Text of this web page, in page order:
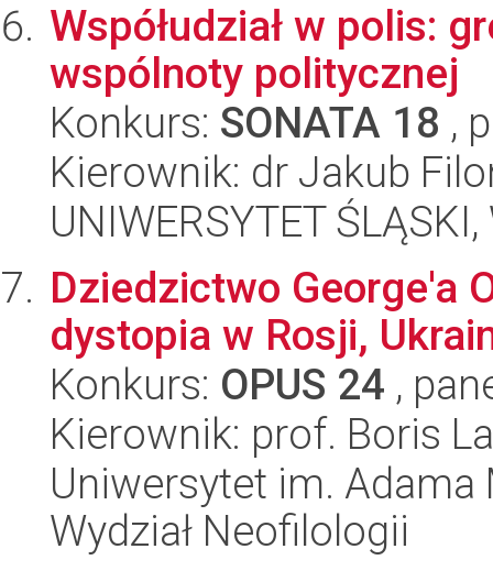
Współudział w polis:
wspólnoty politycznej
Konkurs: SONATA 18 ,
Kierownik: dr Jakub
UNIWERSYTET
Dziedzictwo George'a
dystopia w Rosji,
Konkurs: OPUS 24 ,
Kierownik: prof. Boris
Uniwersytet im.
Wydział Neofilologii